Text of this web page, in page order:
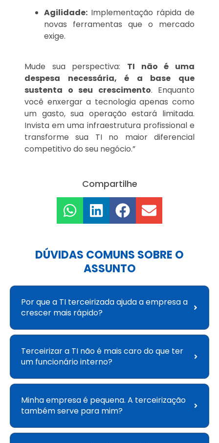
Agilidade: Implementação rápida de
novas ferramentas que o mercado
exige.
Mude sua perspectiva: TI não é uma
despesa necessária, é a base que
sustenta o seu crescimento. Enquanto
você enxergar a tecnologia apenas como
um gasto, sua operação estará limitada.
Invista em uma infraestrutura profissional e
transforme sua TI no maior diferencial
competitivo do seu negócio.”
Compartilhe
DÚVIDAS COMUNS SOBRE O
ASSUNTO
Por que a TI terceirizada ajuda a empresa a
crescer mais rápido?
Terceirizar a TI não é mais caro do que ter
um funcionário interno?
Minha empresa é pequena. A terceirização
também serve para mim?